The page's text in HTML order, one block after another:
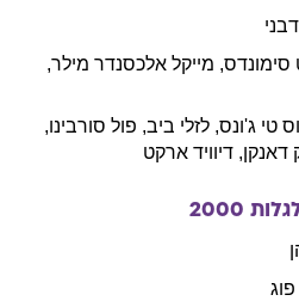
דבני
סימונדס, מייקל אלכסנדר מילר,
טי ג'ונס, לזלי ביב, פול סורבינו,
דאנקן, דיוויד ארקט
2000
פוג